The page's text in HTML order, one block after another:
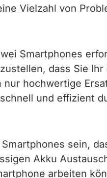
Vielzahl von
Smartphones
dass Sie
hochwertige
und effizient
sein,
Akku
arbeiten